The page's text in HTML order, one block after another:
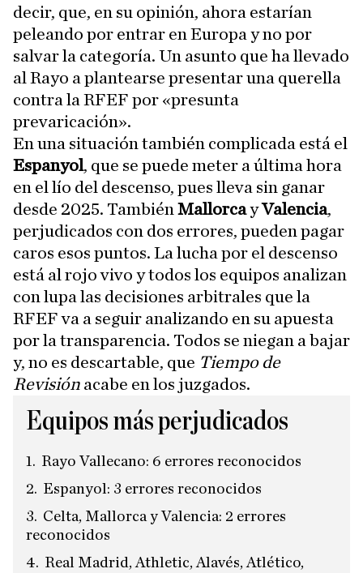
decir, que, en su opinión, ahora estarían
peleando por entrar en Europa y no por
salvar la categoría. Un asunto que ha llevado
al Rayo a plantearse presentar una querella
contra la RFEF por «presunta
prevaricación».
En una situación también complicada está el
Espanyol, que se puede meter a última hora
en el lío del descenso, pues lleva sin ganar
desde 2025. También MallorcayValencia,
perjudicados con dos errores, pueden pagar
caros esos puntos. La lucha por el descenso
está al rojo vivo y todos los equipos analizan
con lupa las decisiones arbitrales que la
RFEF va a seguir analizando en su apuesta
por la transparencia. Todos se niegan a bajar
y, no es descartable, que Tiempo de
Revisión acabe en los juzgados.
Equipos más perjudicados
Rayo Vallecano: 6 errores reconocidos
Espanyol: 3 errores reconocidos
Celta, Mallorca y Valencia: 2 errores
reconocidos
Real Madrid, Athletic, Alavés, Atlético,